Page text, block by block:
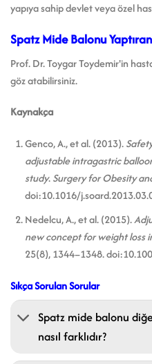
yapıya sahip devlet veya özel
Spatz Mide Balonu
Prof. Dr. Toygar Toydemir'in
göz atabilirsiniz.
Kaynakça
Genco, A., et al. (2013).
adjustable intragastric
study.Surgery for Obesity
doi:10.1016/
Nedelcu, A., et al. (2015).
new concept for weight loss
25(8), 1344–1348.
Sıkça Sorulan Sorular
Spatz mide balonu
nasıl farklıdır?